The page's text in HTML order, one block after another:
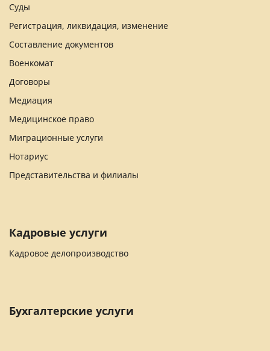
Суды
Регистрация, ликвидация, изменение
Составление документов
Военкомат
Договоры
Медиация
Медицинское право
Миграционные услуги
Нотариус
Представительства и филиалы
Кадровые услуги
Кадровое делопроизводство
Бухгалтерские услуги